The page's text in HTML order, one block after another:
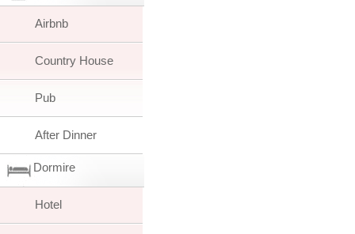
Airbnb
Country House
Pub
After Dinner
Dormire
Hotel